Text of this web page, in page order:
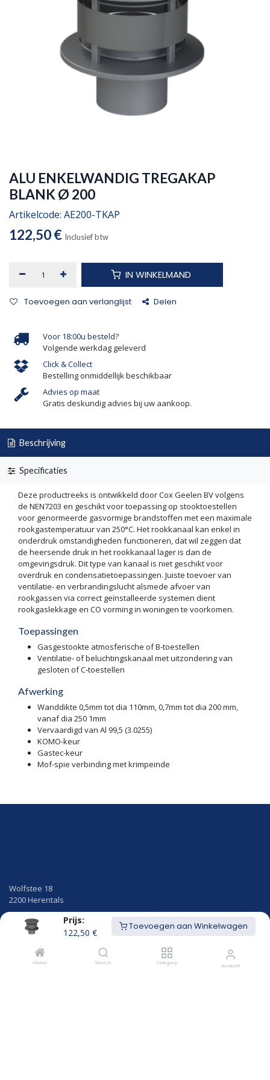
Prijs:
122,50 €
Toevoegen aan Winkelwagen
Home Search Category Account
ALU ENKELWANDIG TREGAKAP
BLANK Ø 200
Artikelcode: AE200-TKAP
122,50€ Inclusief btw
IN WINKELMAND
Toevoegen aan verlanglijst Delen
Voor 18:00u besteld?
Volgende werkdag geleverd
Click & Collect
Bestelling onmiddellijk beschikbaar
Advies op maat
Gratis deskundig advies bij uw aankoop.
Beschrijving
Specificaties
Deze productreeks is ontwikkeld door Cox Geelen BV volgens
de NEN7203 en geschikt voor toepassing op stooktoestellen
voor genormeerde gasvormige brandstoffen met een maximale
rookgastemperatuur van 250°C. Het rookkanaal kan enkel in
onderdruk omstandigheden functioneren, dat wil zeggen dat
de heersende druk in het rookkanaal lager is dan de
omgevingsdruk. Dit type van kanaal is niet geschikt voor
overdruk en condensatietoepassingen. Juiste toevoer van
ventilatie- en verbrandingslucht alsmede afvoer van
rookgassen via correct geïnstalleerde systemen dient
rookgaslekkage en CO vorming in woningen te voorkomen.
Toepassingen
Gasgestookte atmosferische of B-toestellen
Ventilatie- of beluchtingskanaal met uitzondering van
gesloten of C-toestellen
Afwerking
Wanddikte 0,5mm tot dia 110mm, 0,7mm tot dia 200 mm,
vanaf dia 250 1mm
Vervaardigd van Al 99,5 (3.0255)
KOMO-keur
Gastec-keur
Mof-spie verbinding met krimpeinde
Wolfstee 18
2200 Herentals
014/23.50.41
info@hekon.be
BTW BE 0456.631.656